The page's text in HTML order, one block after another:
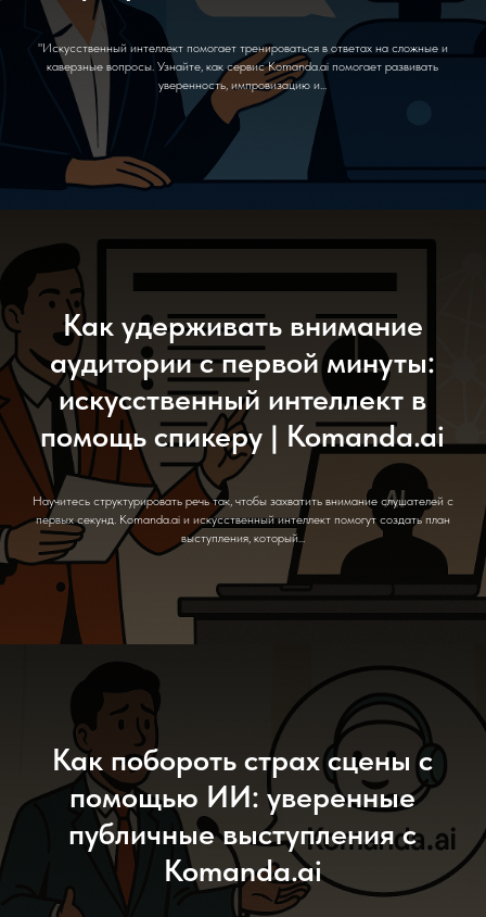
"Искусственный интеллект помогает тренироваться в ответах на сложные и
каверзные вопросы. Узнайте, как сервис Komanda.ai помогает развивать
уверенность, импровизацию и...
Как удерживать внимание
аудитории с первой минуты:
искусственный интеллект в
помощь спикеру | Komanda.ai
Научитесь структурировать речь так, чтобы захватить внимание слушателей с
первых секунд. Komanda.ai и искусственный интеллект помогут создать план
выступления, который...
Как побороть страх сцены с
помощью ИИ: уверенные
публичные выступления с
Komanda.ai